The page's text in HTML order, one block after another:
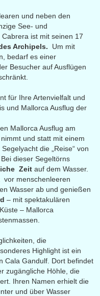
und neben den
See- und
ist mit seinen 17
Archipels. Um mit
bedarf es einer
Besucher auf Ausflügen
für Ihre Artenvielfalt und
und Mallorca Ausflug der
Mallorca Ausflug am
und statt mit einem
die „Reise“ von
dieser Segeltörns
Zeit auf dem Wasser.
vor menschenleeren
Wasser ab und genießen
– mit spektakulären
– Mallorca
die
Highlight ist ein
Cala Gandulf. Dort befindet
zugängliche Höhle, die
Ihren Namen erhielt die
und über Wasser